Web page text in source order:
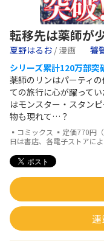
転移先は薬師が
夏野はるお / 漫画 饕
シリーズ累計120万部突
薬師のリンはパーティ
ての旅行に心が躍って
はモンスター・スタン
物も現れて…？
▪コミックス ▪定価770円
日は書店、各電子ストアによ
連